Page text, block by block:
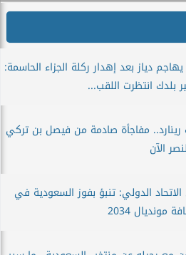
يهاجم دياز بعد إهدار ركلة الجزاء الحاسمة:
بلدك انتظرت اللقب...
مفاجأة صادمة من فيصل بن تركي
الآن
الدولي: تنبؤ بفوز السعودية في
مونديال 2034